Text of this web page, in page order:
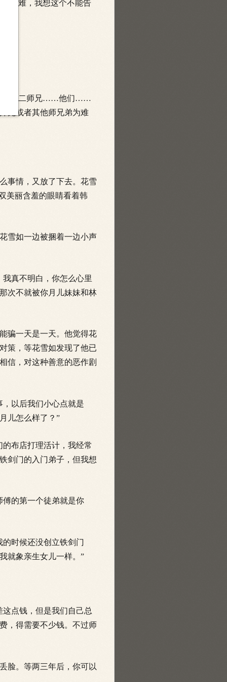
不难，我想这个不能告
兄和二师兄……他们……
兄或者其他师兄弟为难
事情，又放了下去。花雪
美丽含羞的眼睛看着韩
雪如一边被捆着一边小声
真不明白，你怎么心里
次不就被你月儿妹妹和林
骗一天是一天。他觉得花
策，等花雪如发现了他已
信，对这种善意的恶作剧
，以后我们小心点就是
儿怎么样了？”
布店打理活计，我经常
剑门的入门弟子，但我想
的第一个徒弟就是你
时候还没创立铁剑门
就象亲生女儿一样。”
点钱，但是我们自己总
，得需要不少钱。不过师
。等两三年后，你可以